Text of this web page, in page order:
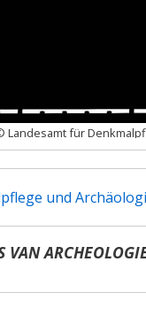
Landesamt für
und